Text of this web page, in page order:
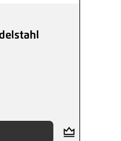
von 4.8 von 5